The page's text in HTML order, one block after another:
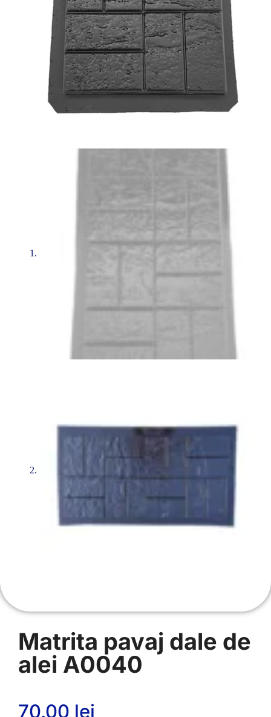
Matrita pavaj dale de
alei A0040
70.00 lei